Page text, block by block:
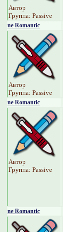
Автор
Группа: Passive
ne Romantic
Автор
Группа: Passive
ne Romantic
Автор
Группа: Passive
ne Romantic